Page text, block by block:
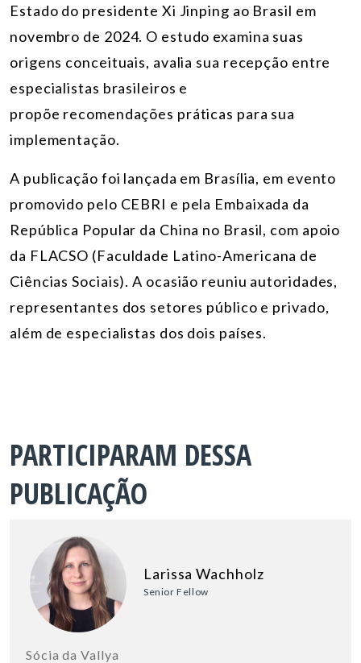
Estado do presidente Xi Jinping ao Brasil em
novembro de 2024. O estudo examina suas
origens conceituais, avalia sua recepção entre
especialistas brasileiros e
propõe recomendações práticas para sua
implementação.
A publicação foi lançada em Brasília, em evento
promovido pelo CEBRI e pela Embaixada da
República Popular da China no Brasil, com apoio
da FLACSO (Faculdade Latino-Americana de
Ciências Sociais). A ocasião reuniu autoridades,
representantes dos setores público e privado,
além de especialistas dos dois países.
PARTICIPARAM DESSA
PUBLICAÇÃO
Larissa Wachholz
Senior Fellow
Sócia da Vallya